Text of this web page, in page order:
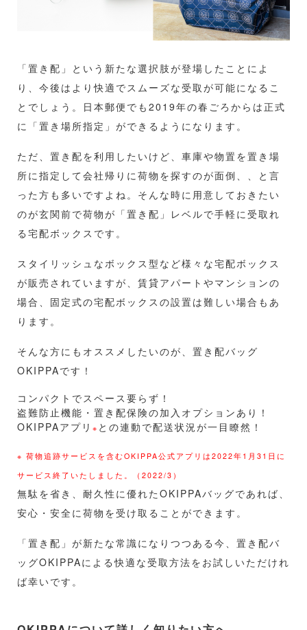
「置き配」という新たな選択肢が登場したことによ
り、今後はより快適でスムーズな受取が可能になるこ
とでしょう。日本郵便でも2019年の春ごろからは正式
に「置き場所指定」ができるようになります。
ただ、置き配を利用したいけど、車庫や物置を置き場
所に指定して会社帰りに荷物を探すのが面倒、、と言
った方も多いですよね。そんな時に用意しておきたい
のが玄関前で荷物が「置き配」レベルで手軽に受取れ
る宅配ボックスです。
スタイリッシュなボックス型など様々な宅配ボックス
が販売されていますが、賃貸アパートやマンションの
場合、固定式の宅配ボックスの設置は難しい場合もあ
ります。
そんな方にもオススメしたいのが、置き配バッグ
OKIPPAです！
コンパクトでスペース要らず！
盗難防止機能・置き配保険の加入オプションあり！
OKIPPAアプリ ※ との連動で配送状況が一目瞭然！
※ 荷物追跡サービスを含むOKIPPA公式アプリは2022年1月31日に
サービス終了いたしました。（2022/3）
無駄を省き、耐久性に優れたOKIPPAバッグであれば、
安心・安全に荷物を受け取ることができます。
「置き配」が新たな常識になりつつある今、置き配バ
ッグOKIPPAによる快適な受取方法をお試しいただけれ
ば幸いです。